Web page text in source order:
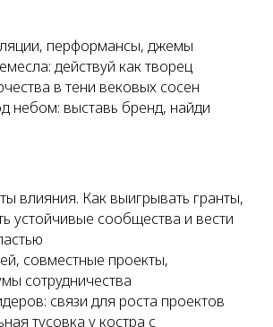
перформансы, джемы
действуй как творец
в тени вековых сосен
небом: выставь бренд, найди
влияния. Как выигрывать гранты,
устойчивые сообщества и вести
совместные проекты,
сотрудничества
связи для роста проектов
тусовка у костра с